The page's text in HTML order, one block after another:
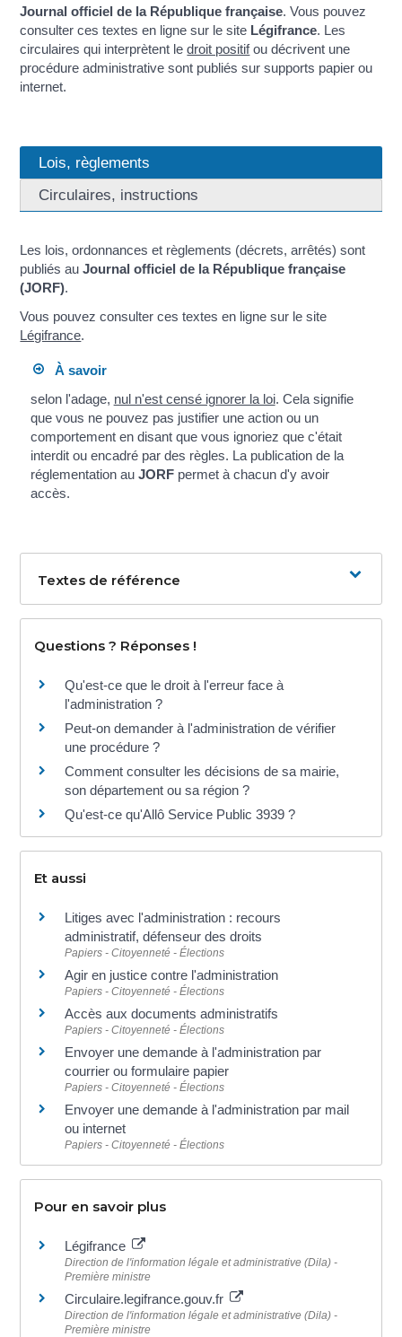
Journal officiel de la République française. Vous pouvez
consulter ces textes en ligne sur le site Légifrance. Les
circulaires qui interprètent ledroit positifou décrivent une
procédure administrative sont publiés sur supports papier ou
internet.
Lois, règlements
Circulaires, instructions
Les lois, ordonnances et règlements (décrets, arrêtés) sont
publiés auJournal officiel de la République française
(JORF).
Vous pouvez consulter ces textes en ligne sur le site
Légifrance.
À savoir
selon l'adage, nul n'est censé ignorer la loi. Cela signifie
que vous ne pouvez pas justifier une action ou un
comportement en disant que vous ignoriez que c'était
interdit ou encadré par des règles. La publication de la
réglementation au JORFpermet à chacun d'y avoir
accès.
Textes de référence
Questions ? Réponses !
Qu'est-ce que le droit à l'erreur face à
l'administration ?
Peut-on demander à l'administration de vérifier
une procédure ?
Comment consulter les décisions de sa mairie,
son département ou sa région ?
Qu'est-ce qu'Allô Service Public 3939 ?
Et aussi
Litiges avec l'administration : recours
administratif, défenseur des droits
Papiers - Citoyenneté - Élections
Agir en justice contre l'administration
Papiers - Citoyenneté - Élections
Accès aux documents administratifs
Papiers - Citoyenneté - Élections
Envoyer une demande à l'administration par
courrier ou formulaire papier
Papiers - Citoyenneté - Élections
Envoyer une demande à l'administration par mail
ou internet
Papiers - Citoyenneté - Élections
Pour en savoir plus
Légifrance
Direction de l'information légale et administrative (Dila) -
Première ministre
Circulaire.legifrance.gouv.fr
Direction de l'information légale et administrative (Dila) -
Première ministre